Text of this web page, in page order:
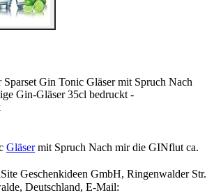
Gin Tonic Gläser mit Spruch Nach
Gin-Gläser 35cl bedruckt -
Gläsermit Spruch Nach mir die GINflut ca.
Geschenkideen GmbH, Ringenwalder Str.
Deutschland, E-Mail: